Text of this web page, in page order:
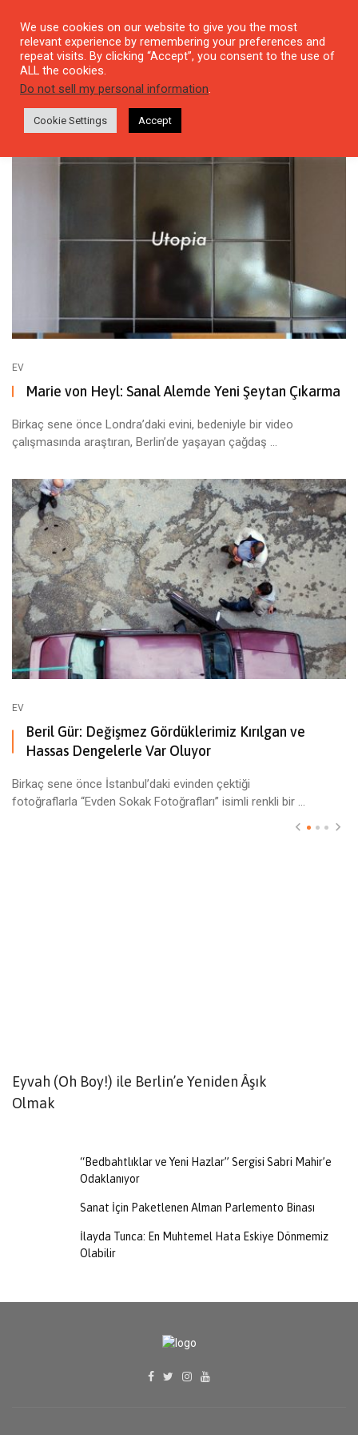
Tag: Unheimlich
EV
Marie von Heyl: Sanal Alemde Yeni Şeytan Çıkarma
Birkaç sene önce Londra’daki evini, bedeniyle bir video
çalışmasında araştıran, Berlin’de yaşayan çağdaş ...
EV
Beril Gür: Değişmez Gördüklerimiz Kırılgan ve
Hassas Dengelerle Var Oluyor
Birkaç sene önce İstanbul’daki evinden çektiği
fotoğraflarla “Evden Sokak Fotoğrafları” isimli renkli bir ...
Eyvah (Oh Boy!) ile Berlin’e Yeniden Âşık
Olmak
“Bedbahtlıklar ve Yeni Hazlar” Sergisi Sabri Mahir’e
Odaklanıyor
Sanat İçin Paketlenen Alman Parlemento Binası
İlayda Tunca: En Muhtemel Hata Eskiye Dönmemiz
Olabilir
We use cookies on our website to give you the most
relevant experience by remembering your preferences and
repeat visits. By clicking “Accept”, you consent to the use of
ALL the cookies.
Do not sell my personal information.
Cookie Settings Accept